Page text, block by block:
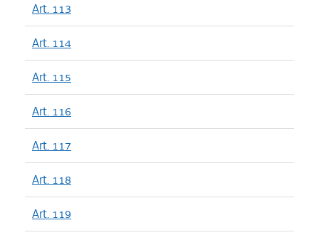
Art. 113
Art. 114
Art. 115
Art. 116
Art. 117
Art. 118
Art. 119